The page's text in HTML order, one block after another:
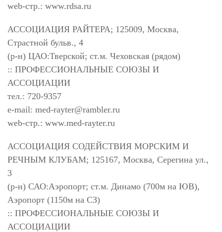
web-стр.: www.rdsa.ru
АССОЦИАЦИЯ РАЙТЕРА; 125009, Москва,
Страстной бульв., 4
(р-н) ЦАО:Тверской; ст.м. Чеховская (рядом)
:: ПРОФЕССИОНАЛЬНЫЕ СОЮЗЫ И
АССОЦИАЦИИ
тел.: 720-9357
e-mail: med-rayter@rambler.ru
web-стр.: www.med-rayter.ru
АССОЦИАЦИЯ СОДЕЙСТВИЯ МОРСКИМ И
РЕЧНЫМ КЛУБАМ; 125167, Москва, Серегина ул.,
3
(р-н) САО:Аэропорт; ст.м. Динамо (700м на ЮВ),
Аэропорт (1150м на СЗ)
:: ПРОФЕССИОНАЛЬНЫЕ СОЮЗЫ И
АССОЦИАЦИИ